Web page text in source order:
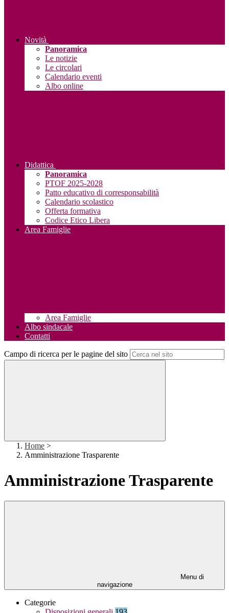
Novità
Panoramica
Le notizie
Le circolari
Calendario eventi
Albo online
Didattica
Panoramica
PTOF 2025-2028
Patto educativo di corresponsabilità
Calendario scolastico
Offerta formativa
Codice Etico Libera
Area Famiglie
Area Famiglie
Albo sindacale
Contatti
Campo di ricerca per le pagine del sito
Home >
Amministrazione Trasparente
Amministrazione Trasparente
Menu di
navigazione
Categorie